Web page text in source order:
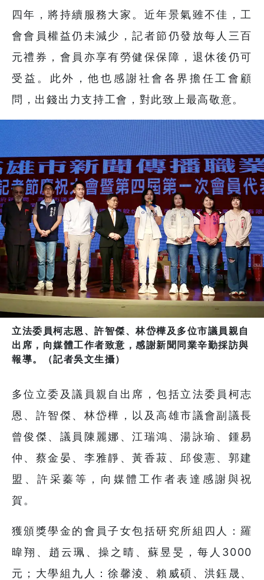
四年，將持續服務大家。近年景氣雖不佳，工
會會員權益仍未減少，記者節仍發放每人三百
元禮券，會員亦享有勞健保保障，退休後仍可
受益。此外，他也感謝社會各界擔任工會顧
問，出錢出力支持工會，對此致上最高敬意。
立法委員柯志恩、許智傑、林岱樺及多位市議員親自
出席，向媒體工作者致意，感謝新聞同業辛勤採訪與
報導。（記者吳文生攝）
多位立委及議員親自出席，包括立法委員柯志
恩、許智傑、林岱樺，以及高雄市議會副議長
曾俊傑、議員陳麗娜、江瑞鴻、湯詠瑜、鍾易
仲、蔡金晏、李雅靜、黃香菽、邱俊憲、郭建
盟、許采蓁等，向媒體工作者表達感謝與祝
賀。
獲頒獎學金的會員子女包括研究所組四人：羅
暐翔、趙云珮、操之晴、蘇昱旻，每人3000
元；大學組九人：徐馨淩、賴威碩、洪鈺晟、